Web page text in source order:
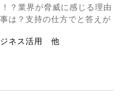
？業界が脅威に感じる理由
は？支持の仕方でと答えが
ジネス活用 他